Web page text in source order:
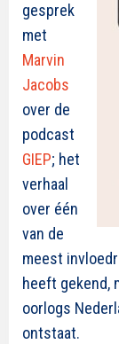
gesprek
met
Marvin
Jacobs
over de
podcast
GIEP; het
verhaal
over één
van de
meest
heeft gekend,
oorlogs
ontstaat.